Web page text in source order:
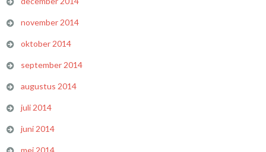
november 2014
oktober 2014
september 2014
augustus 2014
juli 2014
juni 2014
mei 2014